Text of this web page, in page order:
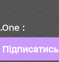
:
Підписатись